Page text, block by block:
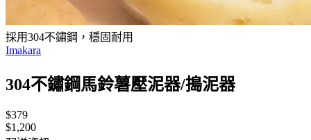
採用304不鏽鋼，穩固耐用
Imakara
304不鏽鋼馬鈴薯壓泥器/搗泥器
$379
$1,200